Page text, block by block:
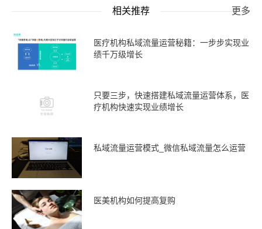
相关推荐 更多
医疗机构私域流量运营秘籍：一步步实现业
绩千万级增长
只要三步，快速搭建私域流量运营体系，医
疗机构快速实现业绩增长
私域流量运营模式_微信私域流量怎么运营
医美机构如何提高复购